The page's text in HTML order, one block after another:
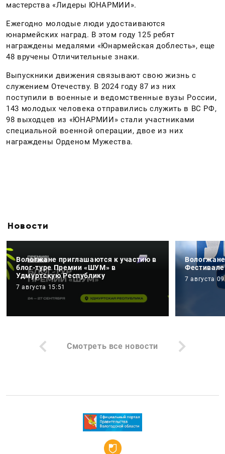
мастерства «Лидеры ЮНАРМИИ».
Ежегодно молодые люди удостаиваются
юнармейских наград. В этом году 125 ребят
награждены медалями «Юнармейская доблесть», еще
48 вручены Отличительные знаки.
Выпускники движения связывают свою жизнь с
служением Отечеству. В 2024 году 87 из них
поступили в военные и ведомственные вузы России,
143 молодых человека отправились служить в ВС РФ,
98 выходцев из «ЮНАРМИИ» стали участниками
специальной военной операции, двое из них
награждены Орденом Мужества.
Новости
Вологжане приглашаются к участию в
блог-туре Премии «ШУМ» в
Удмуртскую Республику
7 августа 15:51
7 августа
Смотреть все новости